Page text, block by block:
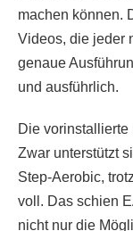
machen können.
Videos, die jeder
genaue
und ausführlich.
Die vorinstallierte
Zwar unterstützt
Step-Aerobic,
voll. Das schien
nicht nur die